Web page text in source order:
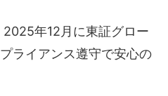
2025年12月に東証グロー
ライアンス遵守で安心の